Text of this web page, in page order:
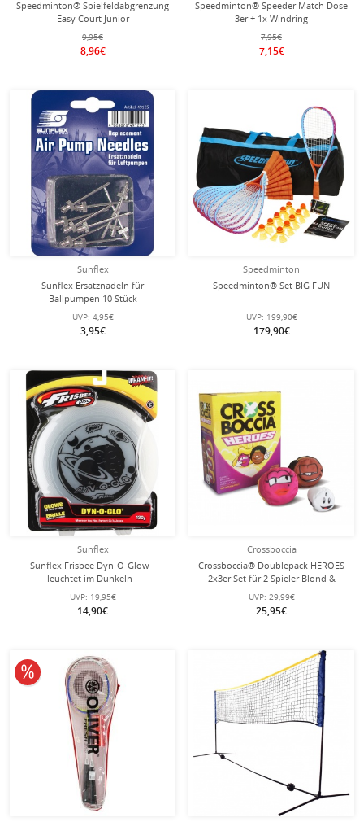
Speedminton® Spielfeldabgrenzung
Easy Court Junior
9,95€
8,96€
Speedminton® Speeder Match Dose
3er + 1x Windring
7,95€
7,15€
Sunflex
Sunflex Ersatznadeln für
Ballpumpen 10 Stück
UVP: 4,95€
3,95€
Speedminton
Speedminton® Set BIG FUN
UVP: 199,90€
179,90€
Sunflex
Sunflex Frisbee Dyn-O-Glow -
leuchtet im Dunkeln -
UVP: 19,95€
14,90€
Crossboccia
Crossboccia® Doublepack HEROES
2x3er Set für 2 Spieler Blond &
Muffin
UVP: 29,99€
25,95€
10% reduziert